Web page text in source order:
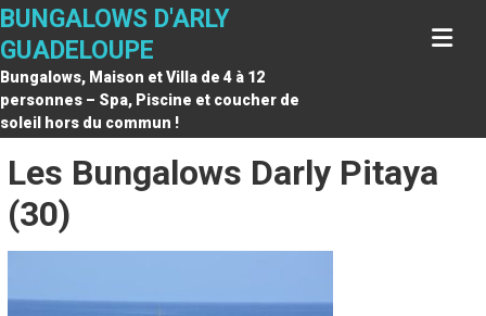
Skip
content
BUNGALOWS D'ARLY
GUADELOUPE
Bungalows, Maison et Villa de 4 à 12
personnes – Spa, Piscine et coucher de
soleil hors du commun !
Les Bungalows Darly Pitaya
(30)